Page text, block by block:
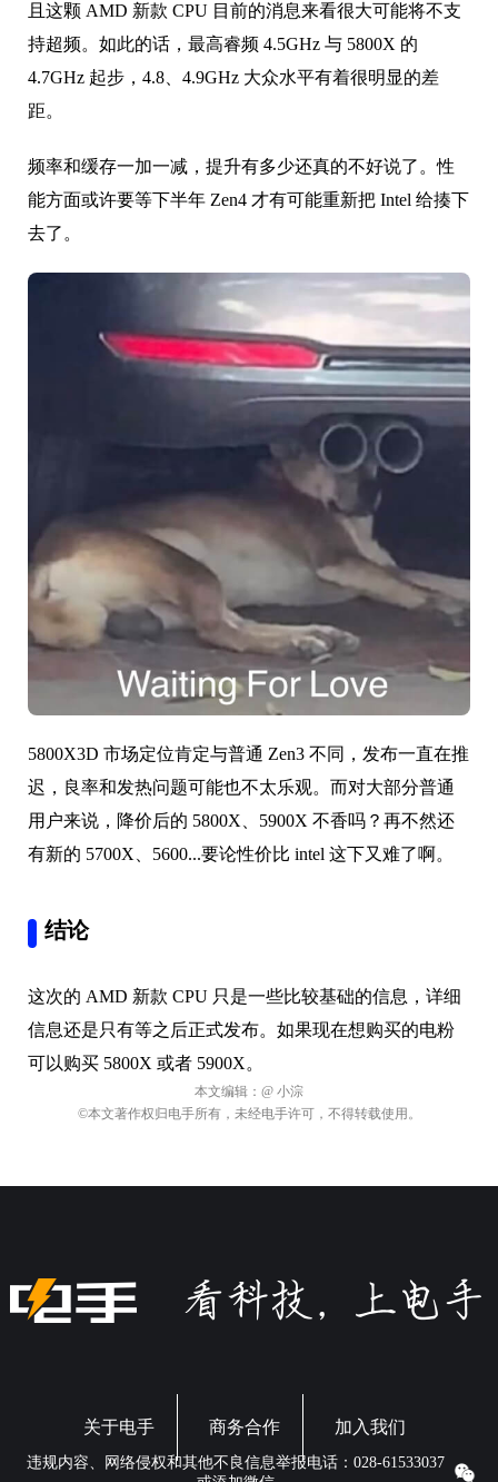
且这颗 AMD 新款 CPU 目前的消息来看很大可能将不支
持超频。如此的话，最高睿频 4.5GHz 与 5800X 的
4.7GHz 起步，4.8、4.9GHz 大众水平有着很明显的差
距。
频率和缓存一加一减，提升有多少还真的不好说了。性
能方面或许要等下半年 Zen4 才有可能重新把 Intel 给揍下
去了。
5800X3D 市场定位肯定与普通 Zen3 不同，发布一直在推
迟，良率和发热问题可能也不太乐观。而对大部分普通
用户来说，降价后的 5800X、5900X 不香吗？再不然还
有新的 5700X、5600...要论性价比 intel 这下又难了啊。
结论
这次的 AMD 新款 CPU 只是一些比较基础的信息，详细
信息还是只有等之后正式发布。如果现在想购买的电粉
可以购买 5800X 或者 5900X。
本文编辑： @ 小淙
©本文著作权归电手所有，未经电手许可，不得转载使用。
关于电手 商务合作 加入我们
违规内容、网络侵权和其他不良信息举报电话：028-61533037